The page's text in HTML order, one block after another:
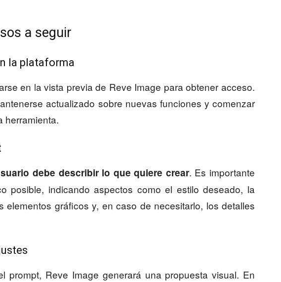
a seguir
la plataforma
en la vista previa de Reve Image para obtener acceso.
actualizado sobre nuevas funciones y comenzar
herramienta.
debe describir lo que quiere crear. Es importante
posible, indicando aspectos como el estilo deseado, la
elementos gráficos y, en caso de necesitarlo, los detalles
prompt, Reve Image generará una propuesta visual. En